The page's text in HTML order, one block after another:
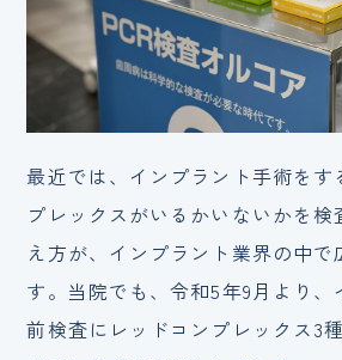
最近では、インプラント手術をす
プレックスがいるかいないかを
え方が、インプラント業界の中で
す。当院でも、令和5年9月より
前検査にレッドコンプレックス3